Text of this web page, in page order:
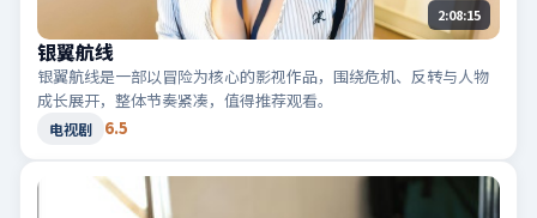
2:08:15
银翼航线
银翼航线是一部以冒险为核心的影视作品，围绕危机、反转与人物
成长展开，整体节奏紧凑，值得推荐观看。
电视剧 6.5